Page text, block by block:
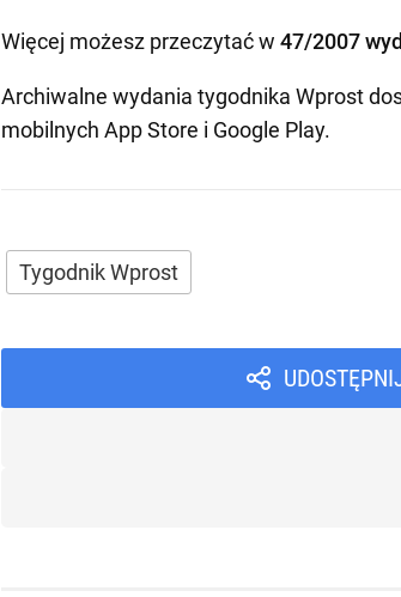
Więcej możesz przeczytać w 47/2007
Archiwalne wydania tygodnika Wprost
mobilnych App Store i Google Play.
Tygodnik Wprost